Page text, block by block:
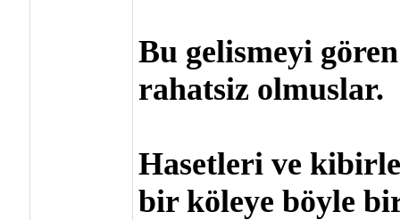
Bu gelismeyi
rahatsiz olmuslar.
Hasetleri ve
bir köleye böyle